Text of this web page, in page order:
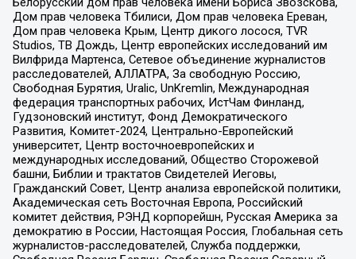
Дом прав человека Тбилиси, Дом прав человека Ереван,
Дом прав человека Крым, Центр дикого лосося, TVR
Studios, ТВ Дождь, Центр европейских исследований им
Вилфрида Мартенса, Сетевое объединение журналистов
расследователей, АЛЛАТРА, За свободную Россию,
Свободная Бурятия, Uralic, UnKremlin, Международная
федерация транспортных рабочих, ИстЧам Финланд,
Гудзоновский институт, Фонд Демократического
Развития, Комитет-2024, Центрально-Европейский
университет, Центр восточноевропейских и
международных исследований, Общество Сторожевой
башни, Библии и трактатов Свидетелей Иеговы,
Гражданский Совет, Центр анализа европейской политики,
Академическая сеть Восточная Европа, Российский
комитет действия, РЭНД корпорейшн, Русская Америка за
демократию в России, Настоящая Россия, Глобальная сеть
журналистов-расследователей, Служба поддержки,